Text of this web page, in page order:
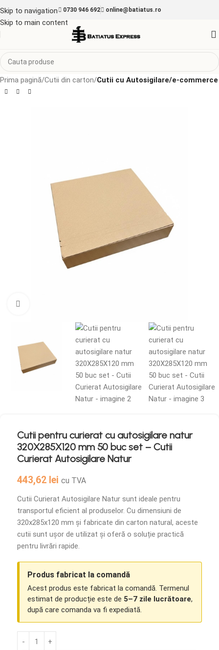
Skip to navigation
Skip to main content
0730 946 692 online@batiatus.ro
Prima pagină Cutii din carton Cutii cu Autosigilare/e-commerce
Cutii pentru curierat cu autosigilare natur
320X285X120 mm 50 buc set – Cutii
Curierat Autosigilare Natur
443,62 lei cu TVA
Cutii Curierat Autosigilare Natur sunt ideale pentru
transportul eficient al produselor. Cu dimensiuni de
320x285x120 mm și fabricate din carton natural, aceste
cutii sunt ușor de utilizat și oferă o soluție practică
pentru livrări rapide.
Produs fabricat la comandă
Acest produs este fabricat la comandă. Termenul
estimat de producție este de 5–7 zile lucrătoare,
după care comanda va fi expediată.